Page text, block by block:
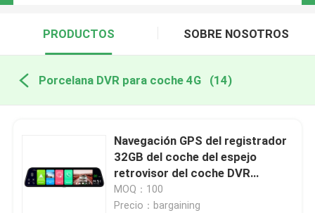
PRODUCTOS SOBRE NOSOTROS
Porcelana DVR para coche 4G (14)
Navegación GPS del registrador
32GB del coche del espejo
retrovisor del coche DVR
FHD1080P de 12 pulgadas ADAS
4G
MOQ：100
Precio：bargaining